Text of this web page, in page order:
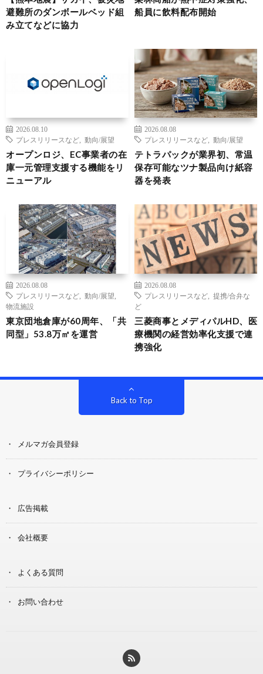
避難所のダンボールベッド組
み立てなどに協力
船員に飲料配布開始
2026.08.10
プレスリリースなど
動向/展望
オープンロジ、EC事業者の在
庫一元管理支援する機能をリ
ニューアル
2026.08.08
プレスリリースなど
動向/展望
テトラパックが業界初、常温
保存可能なツナ製品向け紙容
器を発表
2026.08.08
プレスリリースなど
動向/展望
物流施設
東京団地倉庫が60周年、「共
同型」53.8万㎡を運営
2026.08.08
プレスリリースなど
提携/合弁な
ど
三菱商事とメディパルHD、医
療機関の経営効率化支援で連
携強化
Back to Top
メルマガ会員登録
プライバシーポリシー
広告掲載
会社概要
よくある質問
お問い合わせ